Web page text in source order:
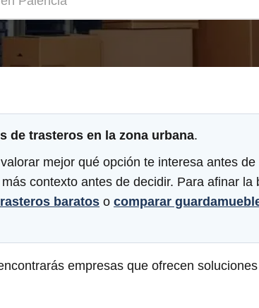
de trasteros en la zona urbana.
mejor qué opción te interesa antes
contexto antes de decidir. Para afinar
baratos o comparar
empresas que ofrecen